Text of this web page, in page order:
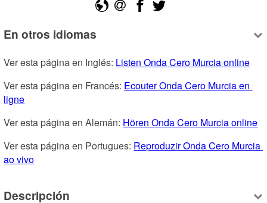
En otros idiomas
Ver esta página en Inglés: Listen Onda Cero Murcia online
Ver esta página en Francés: Ecouter Onda Cero Murcia en
ligne
Ver esta página en Alemán: Hören Onda Cero Murcia online
Ver esta página en Portugues: Reproduzir Onda Cero Murcia
ao vivo
Descripción